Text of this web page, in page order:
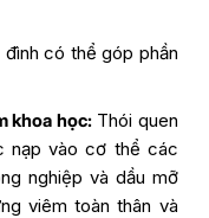
có thể góp phần
khoa học:Thói quen
nạp vào cơ thể các
nghiệp và dầu mỡ
viêm toàn thân và